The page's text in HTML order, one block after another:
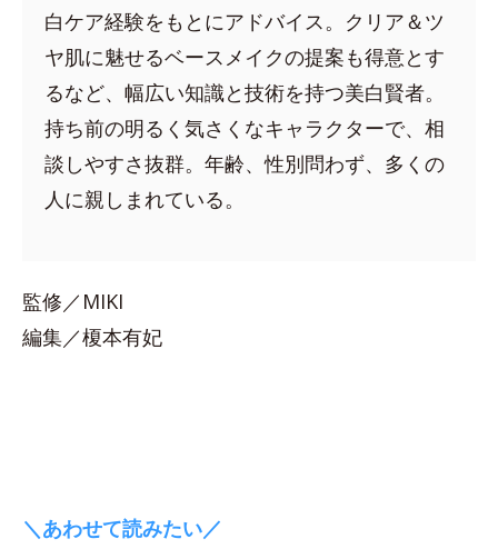
白ケア経験をもとにアドバイス。クリア＆ツ
ヤ肌に魅せるベースメイクの提案も得意とす
るなど、幅広い知識と技術を持つ美白賢者。
持ち前の明るく気さくなキャラクターで、相
談しやすさ抜群。年齢、性別問わず、多くの
人に親しまれている。
監修／MIKI
編集／榎本有妃
＼あわせて読みたい／